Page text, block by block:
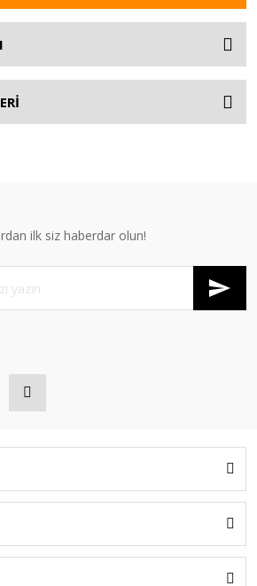
ilk siz haberdar olun!